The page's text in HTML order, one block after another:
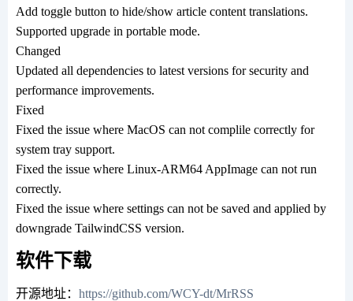
Add toggle button to hide/show article content translations.
Supported upgrade in portable mode.
Changed
Updated all dependencies to latest versions for security and
performance improvements.
Fixed
Fixed the issue where MacOS can not complile correctly for
system tray support.
Fixed the issue where Linux-ARM64 AppImage can not run
correctly.
Fixed the issue where settings can not be saved and applied by
downgrade TailwindCSS version.
软件下载
开源地址： https://github.com/WCY-dt/MrRSS